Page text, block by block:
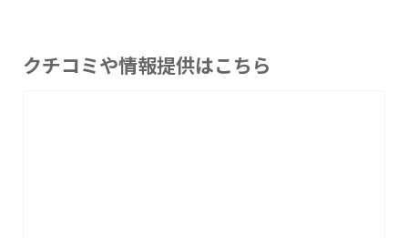
クチコミや情報提供はこちら